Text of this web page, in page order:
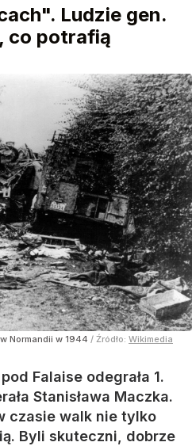
Ludzie gen.
co potrafią
Normandii w 1944 / Źródło: Wikimedia
Falaise odegrała 1.
Stanisława Maczka.
czasie walk nie tylko
Byli skuteczni, dobrze